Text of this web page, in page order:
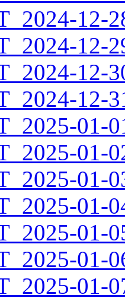
12-
12-
12-
12-
01-
01-
01-
01-
01-
01-
01-